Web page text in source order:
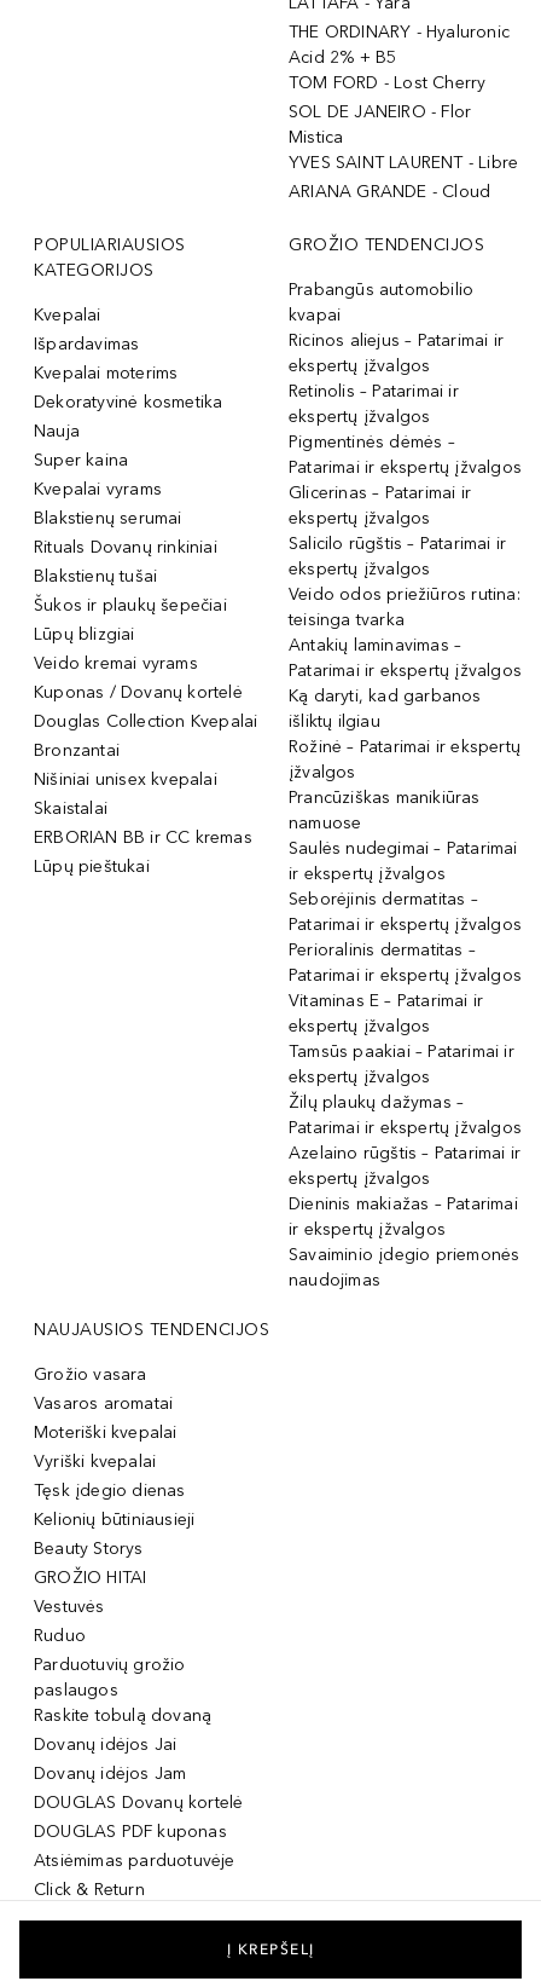
THE ORDINARY - Hyaluronic
Acid 2% + B5
TOM FORD - Lost Cherry
SOL DE JANEIRO - Flor
Mistica
YVES SAINT LAURENT - Libre
ARIANA GRANDE - Cloud
POPULIARIAUSIOS
KATEGORIJOS
Kvepalai
Išpardavimas
Kvepalai moterims
Dekoratyvinė kosmetika
Nauja
Super kaina
Kvepalai vyrams
Blakstienų serumai
Rituals Dovanų rinkiniai
Blakstienų tušai
Šukos ir plaukų šepečiai
Lūpų blizgiai
Veido kremai vyrams
Kuponas / Dovanų kortelė
Douglas Collection Kvepalai
Bronzantai
Nišiniai unisex kvepalai
Skaistalai
ERBORIAN BB ir CC kremas
Lūpų pieštukai
GROŽIO TENDENCIJOS
Prabangūs automobilio
kvapai
Ricinos aliejus – Patarimai ir
ekspertų įžvalgos
Retinolis – Patarimai ir
ekspertų įžvalgos
Pigmentinės dėmės –
Patarimai ir ekspertų įžvalgos
Glicerinas – Patarimai ir
ekspertų įžvalgos
Salicilo rūgštis – Patarimai ir
ekspertų įžvalgos
Veido odos priežiūros rutina:
teisinga tvarka
Antakių laminavimas –
Patarimai ir ekspertų įžvalgos
Ką daryti, kad garbanos
išliktų ilgiau
Rožinė – Patarimai ir ekspertų
įžvalgos
Prancūziškas manikiūras
namuose
Saulės nudegimai – Patarimai
ir ekspertų įžvalgos
Seborėjinis dermatitas –
Patarimai ir ekspertų įžvalgos
Perioralinis dermatitas –
Patarimai ir ekspertų įžvalgos
Vitaminas E – Patarimai ir
ekspertų įžvalgos
Tamsūs paakiai – Patarimai ir
ekspertų įžvalgos
Žilų plaukų dažymas –
Patarimai ir ekspertų įžvalgos
Azelaino rūgštis – Patarimai ir
ekspertų įžvalgos
Dieninis makiažas – Patarimai
ir ekspertų įžvalgos
Savaiminio įdegio priemonės
naudojimas
NAUJAUSIOS TENDENCIJOS
Grožio vasara
Vasaros aromatai
Moteriški kvepalai
Vyriški kvepalai
Tęsk įdegio dienas
Kelionių būtiniausieji
Beauty Storys
GROŽIO HITAI
Vestuvės
Ruduo
Parduotuvių grožio
paslaugos
Raskite tobulą dovaną
Dovanų idėjos Jai
Dovanų idėjos Jam
DOUGLAS Dovanų kortelė
DOUGLAS PDF kuponas
Atsiėmimas parduotuvėje
Click & Return
DOUGLAS Grožio Kortelė
Į KREPŠELĮ